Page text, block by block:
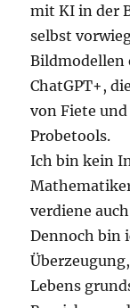
mit KI in der
selbst
Bildmodellen
ChatGPT+,
von Fiete
Probetools.
Ich bin kein
verdiene
Dennoch bin
Lebens